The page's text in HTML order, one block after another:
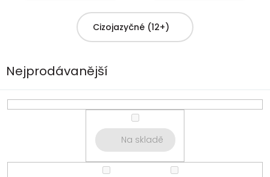
Cizojazyčné (12+)
Nejprodávanější
Na skladě